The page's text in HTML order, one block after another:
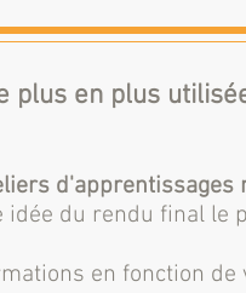
plus en plus
d'apprentissages
idée du rendu final le
en fonction